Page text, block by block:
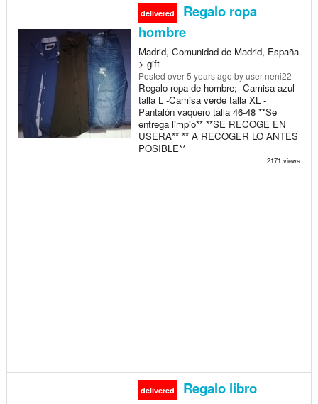
delivered
Regalo ropa
hombre
Madrid, Comunidad de Madrid, España
> gift
Posted over 5 years ago by user neni22
Regalo ropa de hombre; -Camisa azul
talla L -Camisa verde talla XL -
Pantalón vaquero talla 46-48 **Se
entrega limpio** **SE RECOGE EN
USERA** ** A RECOGER LO ANTES
POSIBLE**
2171 views
delivered Regalo libro